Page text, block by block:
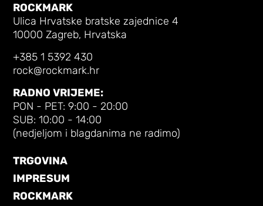
ROCKMARK
Ulica Hrvatske bratske zajednice 4
10000 Zagreb, Hrvatska
+385 1 5392 430
rock@rockmark.hr
RADNO VRIJEME:
PON - PET: 9:00 - 20:00
SUB: 10:00 - 14:00
(nedjeljom i blagdanima ne radimo)
TRGOVINA
IMPRESUM
ROCKMARK